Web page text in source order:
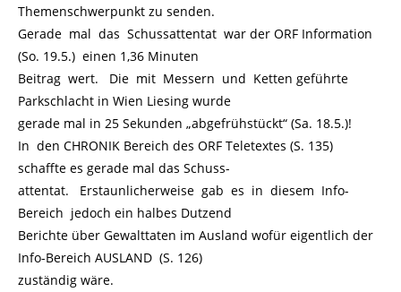
Themenschwerpunkt zu senden.
Gerade mal das Schussattentat war der ORF Information
(So. 19.5.) einen 1,36 Minuten
Beitrag wert. Die mit Messern und Ketten geführte
Parkschlacht in Wien Liesing wurde
gerade mal in 25 Sekunden „abgefrühstückt“ (Sa. 18.5.)!
In den CHRONIK Bereich des ORF Teletextes (S. 135)
schaffte es gerade mal das Schuss-
attentat. Erstaunlicherweise gab es in diesem Info-
Bereich jedoch ein halbes Dutzend
Berichte über Gewalttaten im Ausland wofür eigentlich der
Info-Bereich AUSLAND (S. 126)
zuständig wäre.